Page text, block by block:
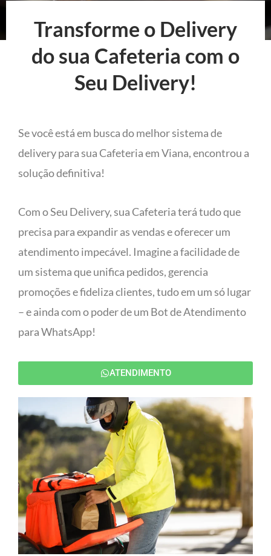
Transforme o Delivery
do sua Cafeteria com o
Seu Delivery!
Se você está em busca do melhor sistema de
delivery para sua Cafeteria em Viana, encontrou a
solução definitiva!
Com o Seu Delivery, sua Cafeteria terá tudo que
precisa para expandir as vendas e oferecer um
atendimento impecável. Imagine a facilidade de
um sistema que unifica pedidos, gerencia
promoções e fideliza clientes, tudo em um só lugar
– e ainda com o poder de um Bot de Atendimento
para WhatsApp!
ATENDIMENTO